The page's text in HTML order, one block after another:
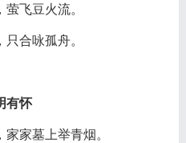
飞豆火流。
只合咏孤舟。
有怀
家墓上举青烟。